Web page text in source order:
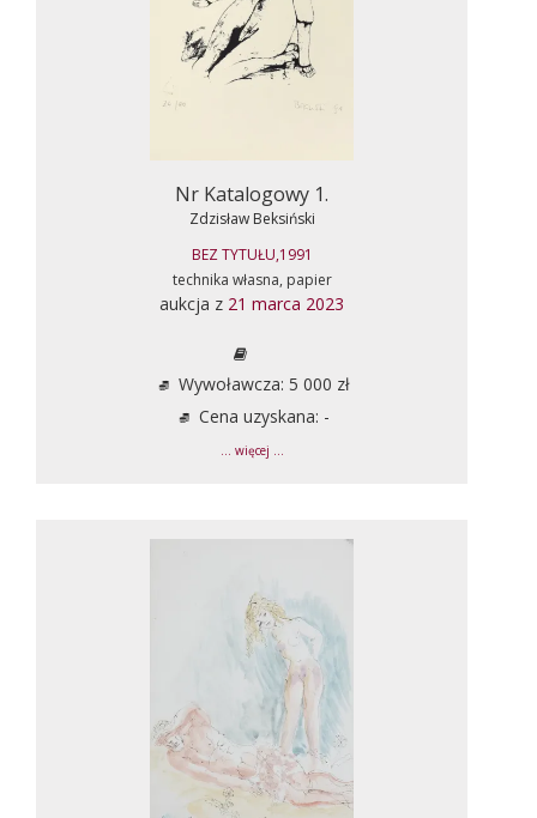
Nr Katalogowy 1.
Zdzisław Beksiński
BEZ TYTUŁU,1991
technika własna, papier
aukcja z 21 marca 2023
Wywoławcza: 5 000 zł
Cena uzyskana: -
... więcej ...